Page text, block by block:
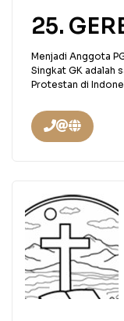
25.
Menjadi Anggota
Singkat GK adalah
Protestan di